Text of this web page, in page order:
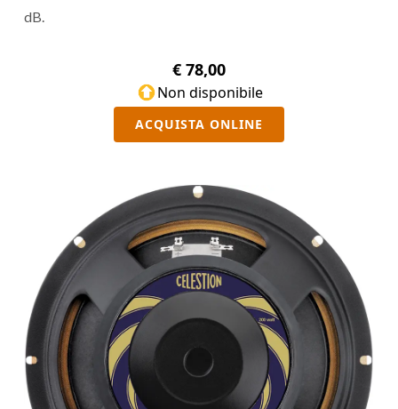
dB.
€ 78,00
Non disponibile
ACQUISTA ONLINE